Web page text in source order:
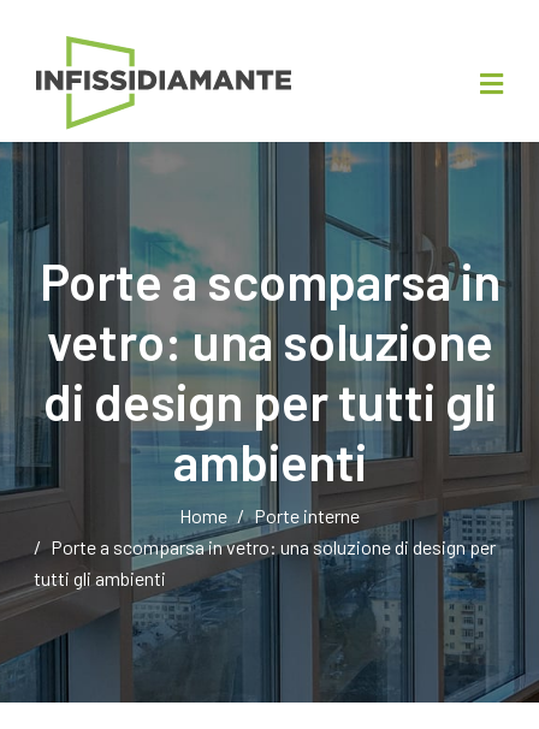
Porte a scomparsa in
vetro: una soluzione
di design per tutti gli
ambienti
Home
Porte interne
Porte a scomparsa in vetro: una soluzione di design per
tutti gli ambienti